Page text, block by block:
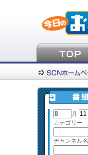
月
カテゴリー
チャンネル名